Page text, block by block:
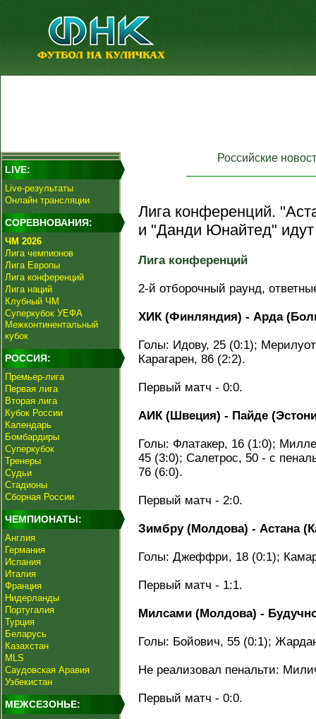
LIVE:
Live-результаты
Онлайн трансляции
СОРЕВНОВАНИЯ:
ЧМ 2026
Лига чемпионов
Лига Европы
Лига конференций
Лига наций
Клубный ЧМ
Суперкубок УЕФА
Межконтинентальный
кубок
РОССИЯ:
Премьер-лига
Первая лига
Вторая лига
Кубок России
Календарь
Бомбардиры
Суперкубок
Тренеры
Судьи
Стадионы
Сборная России
ЧЕМПИОНАТЫ:
Англия
Германия
Испания
Италия
Франция
Нидерланды
Португалия
Турция
Беларусь
Казахстан
MLS
Саудовская Аравия
Узбекистан
МЕЖСЕЗОНЬЕ:
Российские
Лигa конференций.
и "Данди Юнайтед"
Лигa конференций
2-й отборочный раунд,
ХИК (Финляндия) - Арда
Голы: Идову, 25 (0:1);
Карагарен, 86 (2:2).
Первый матч - 0:0.
АИК (Швеция) - Пайде
Голы: Флатакер, 16 (1:0);
45 (3:0); Салетрос, 50 - с
76 (6:0).
Первый матч - 2:0.
Зимбру (Молдова) - Астана
Голы: Джеффри, 18 (0:1);
Первый матч - 1:1.
Милсами (Молдова) -
Голы: Бойович, 55 (0:1);
Не реализовал пенальти:
Первый матч - 0:0.